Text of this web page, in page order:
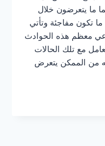
ما يتعرضون خلال
ما تكون مفاجئة وتأتي
معظم هذه الحوادث
مع تلك الحالات
من الممكن يتعرض